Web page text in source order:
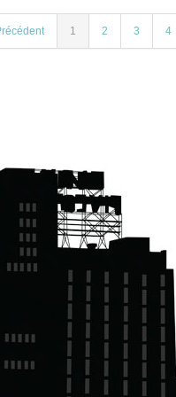
1 2 3 4